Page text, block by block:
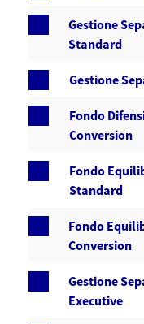
Gestione
Standard
Gestione
Fondo
Conversion
Fondo
Standard
Fondo
Conversion
Gestione
Executive